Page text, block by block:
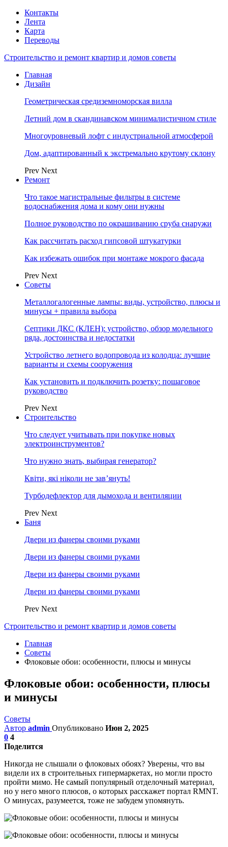
Контакты
Лента
Карта
Переводы
Строительство и ремонт квартир и домов советы
Главная
Дизайн
Геометрическая средиземноморская вилла
Летний дом в скандинавском минималистичном стиле
Многоуровневый лофт с индустриальной атмосферой
Дом, адаптированный к экстремально крутому склону
Prev Next
Ремонт
Что такое магистральные фильтры в системе
водоснабжения дома и кому они нужны
Полное руководство по окрашиванию сруба снаружи
Как рассчитать расход гипсовой штукатурки
Как избежать ошибок при монтаже мокрого фасада
Prev Next
Советы
Металлогалогенные лампы: виды, устройство, плюсы и
минусы + правила выбора
Септики ДКС (КЛЕН): устройство, обзор модельного
ряда, достоинства и недостатки
Устройство летнего водопровода из колодца: лучшие
варианты и схемы сооружения
Как установить и подключить розетку: пошаговое
руководство
Prev Next
Строительство
Что следует учитывать при покупке новых
электроинструментов?
Что нужно знать, выбирая генератор?
Квіти, які ніколи не зав’януть!
Турбодефлектор для дымохода и вентиляции
Prev Next
Баня
Двери из фанеры своими руками
Двери из фанеры своими руками
Двери из фанеры своими руками
Двери из фанеры своими руками
Prev Next
Строительство и ремонт квартир и домов советы
Главная
Советы
Флоковые обои: особенности, плюсы и минусы
Флоковые обои: особенности, плюсы
и минусы
Советы
Автор admin Опубликовано Июн 2, 2025
0 4
Поделится
Никогда не слышали о флоковых обоях? Уверены, что вы
видели их в строительных гипермаркетах, но могли просто
пройти мимо. Не самый популярный отделочный материал,
но у него много плюсов, о которых расскажет портал RMNT.
О минусах, разумеется, тоже не забудем упомянуть.